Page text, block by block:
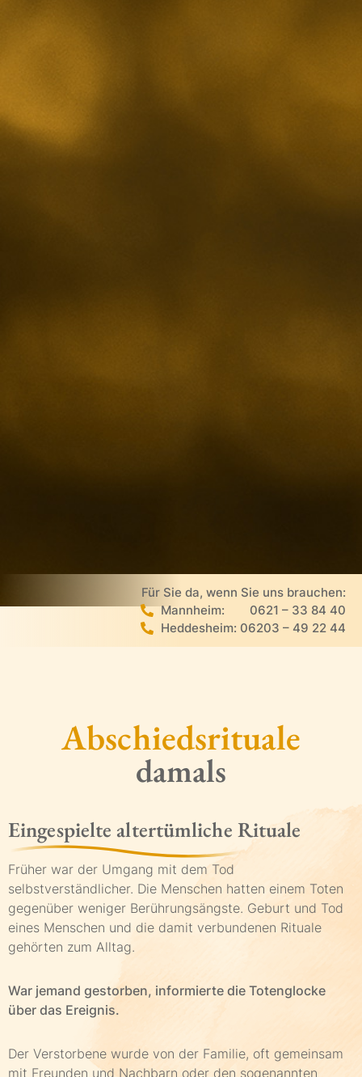
Für Sie da, wenn Sie uns brauchen:
Mannheim:
0621 – 33 84 40
Heddesheim: 06203 – 49 22 44
Abschiedsrituale
damals
Eingespielte altertümliche Rituale
Früher war der Umgang mit dem Tod
selbstverständlicher. Die Menschen hatten einem Toten
gegenüber weniger Berührungsängste. Geburt und Tod
eines Menschen und die damit verbundenen Rituale
gehörten zum Alltag.
War jemand gestorben, informierte die Totenglocke
über das Ereignis.
Der Verstorbene wurde von der Familie, oft gemeinsam
mit Freunden und Nachbarn oder den sogenannten